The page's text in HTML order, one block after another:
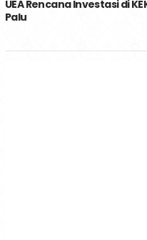
UEA Rencana Investasi di
Palu